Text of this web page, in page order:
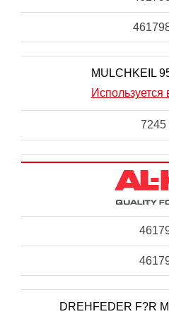
MULCHKEIL
Используется
7245
DREHFEDER F?R